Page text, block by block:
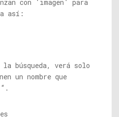
con 'imagen' para
así:
búsqueda, verá solo
un nombre que
“.